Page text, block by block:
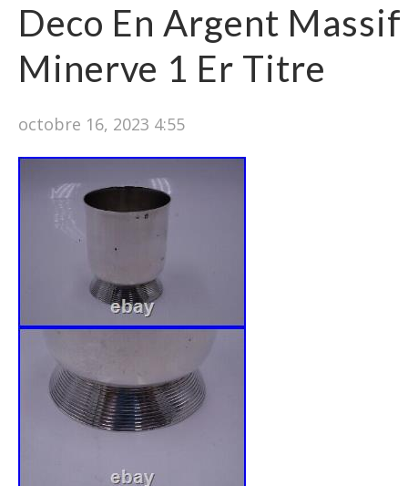
Deco En Argent
Minerve 1 Er Titre
octobre 16, 2023 4:55